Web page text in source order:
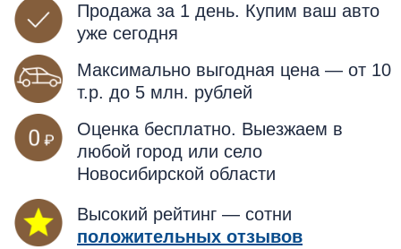
Продажа за 1 день. Купим ваш авто
уже сегодня
Максимально выгодная цена — от 10
т.р. до 5 млн. рублей
Оценка бесплатно. Выезжаем в
любой город или село
Новосибирской области
Высокий рейтинг — сотни
положительных отзывов